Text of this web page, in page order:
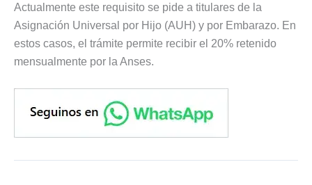
Actualmente este requisito se pide a titulares de la
Asignación Universal por Hijo (AUH) y por Embarazo. En
estos casos, el trámite permite recibir el 20% retenido
mensualmente por la Anses.